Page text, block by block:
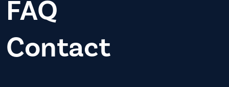
FAQ
Contact